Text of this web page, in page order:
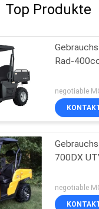
Top Produkte
Rad-
negotiable
700DX
negotiable